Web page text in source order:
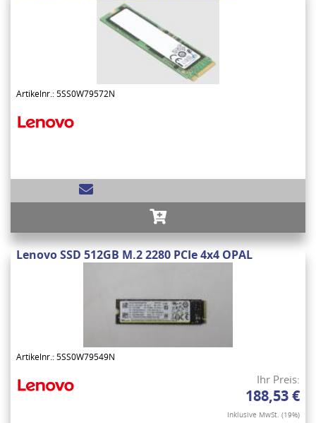
Artikelnr.: 5SS0W79572N
Lenovo SSD 512GB M.2 2280 PCIe 4x4 OPAL
Artikelnr.: 5SS0W79549N
Ihr Preis:
188,53 €
Inklusive MwSt. (19%)